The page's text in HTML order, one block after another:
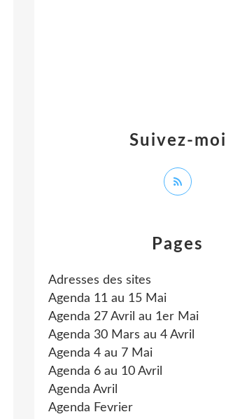
Pages
Adresses des sites
Agenda 11 au 15 Mai
Agenda 27 Avril au 1er Mai
Agenda 30 Mars au 4 Avril
Agenda 4 au 7 Mai
Agenda 6 au 10 Avril
Agenda Avril
Agenda Fevrier
Suivez-moi